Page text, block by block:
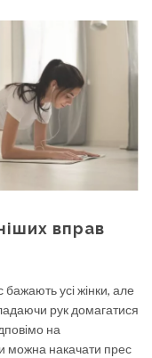
вправ
усі жінки, але
рук домагатися
на
можна накачати прес